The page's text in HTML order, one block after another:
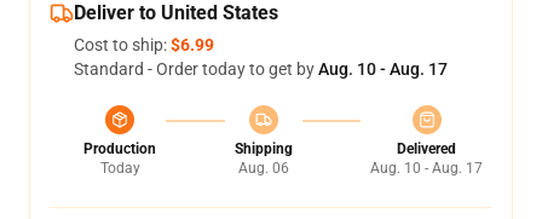
Deliver to United States
Cost to ship:$6.99
Standard - Order today to get byAug. 10 - Aug. 17
Production
Today
Shipping
Aug. 06
Delivered
Aug. 10 - Aug. 17